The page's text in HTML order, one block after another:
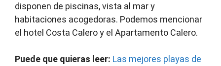
disponen de piscinas, vista al mar y
habitaciones acogedoras. Podemos mencionar
el hotel Costa Calero y el Apartamento Calero.
Puede que quieras leer: Las mejores playas de